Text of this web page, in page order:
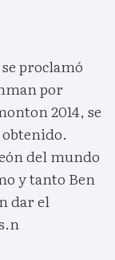
proclamó
por
2014, se
del mundo
y tanto Ben
dar el